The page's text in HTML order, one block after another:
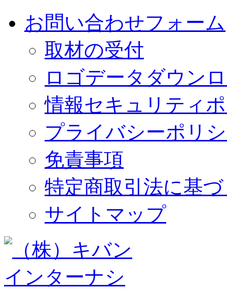
お問い合わせフォーム
取材の受付
ロゴデータダウン
情報セキュリティ
プライバシーポリ
免責事項
特定商取引法に基
サイトマップ